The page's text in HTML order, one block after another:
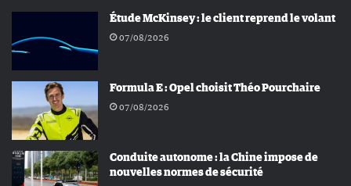
Étude McKinsey : le client reprend le volant
07/08/2026
Formula E : Opel choisit Théo Pourchaire
07/08/2026
Conduite autonome : la Chine impose de
nouvelles normes de sécurité